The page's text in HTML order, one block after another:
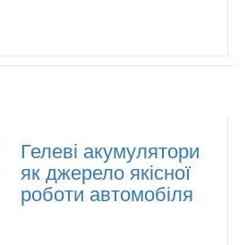
Гелеві акумулятори
як джерело якісної
роботи автомобіля